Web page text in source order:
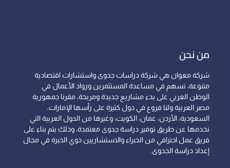
من نحن
شركة معوان هي شركة دراسات جدوى واستشارات اقتصادية
متنوعة، تسهم في مساعدة المستثمرين ورواد الأعمال في
الوطن العربي على بدء مشاريع جديدة ومربحة، مقرنا جمهورية
مصر العربية ولنا فروع في دول كثيرة على رأسها الإمارات،
السعودية، الأردن، عمان، الكويت، وغيرها من الدول العربية التي
نخدمها عن طريق توفير دراسة جدوى معتمدة، وذلك يتم بناء على
فريق عمل احترافي من الخبراء والاستشاريين ذوي الخبرة في مجال
إعداد دراسة الجدوى.